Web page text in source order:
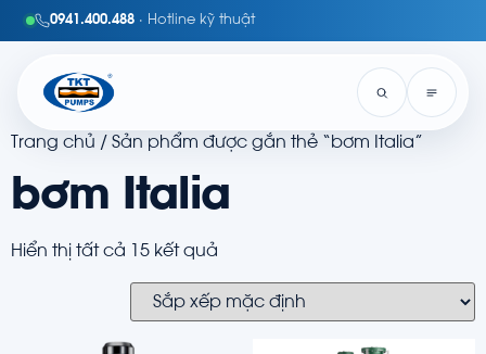
0941.400.488 · Hotline kỹ thuật
Trang chủ / Sản phẩm được gắn thẻ “bơm Italia”
bơm Italia
Hiển thị tất cả 15 kết quả